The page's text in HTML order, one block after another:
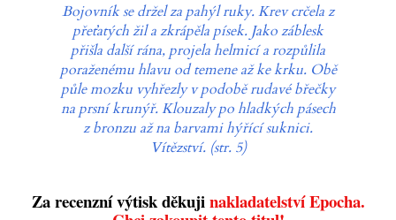
Bojovník se držel za pahýl ruky. Krev crčela z
přeťatých žil a zkrápěla písek. Jako záblesk
přišla další rána, projela helmicí a rozpůlila
poraženému hlavu od temene až ke krku. Obě
půle mozku vyhřezly v podobě rudavé břečky
na prsní krunýř. Klouzaly po hladkých pásech
z bronzu až na barvami hýřící suknici.
Vítězství. (str. 5)
Za recenzní výtisk děkujinakladatelství Epocha.